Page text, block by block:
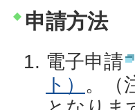
申請方法
電子申請
ト） 。（